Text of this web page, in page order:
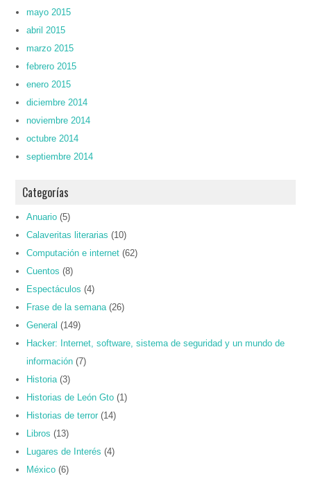
mayo 2015
abril 2015
marzo 2015
febrero 2015
enero 2015
diciembre 2014
noviembre 2014
octubre 2014
septiembre 2014
Categorías
Anuario (5)
Calaveritas literarias (10)
Computación e internet (62)
Cuentos (8)
Espectáculos (4)
Frase de la semana (26)
General (149)
Hacker: Internet, software, sistema de seguridad y un mundo de
información (7)
Historia (3)
Historias de León Gto (1)
Historias de terror (14)
Libros (13)
Lugares de Interés (4)
México (6)